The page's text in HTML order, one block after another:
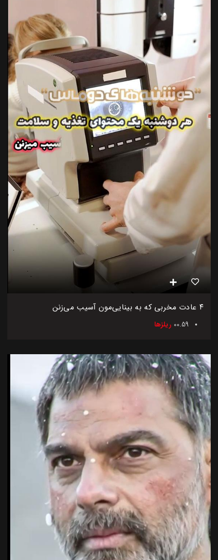
۴ عادت مخربی که به بینایی‌مون آسیب می‌زنن
00.59 ریلزها